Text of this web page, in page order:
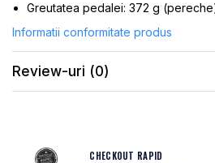
Greutatea pedalei: 372 g
Informatii conformitate produs
Review-uri (0)
CHECKOUT RAPID